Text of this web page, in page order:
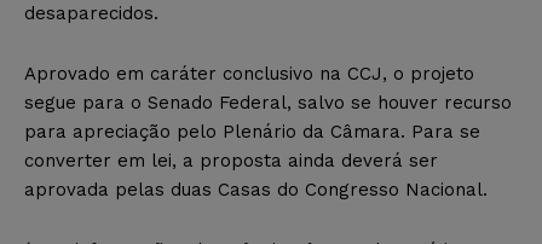
desaparecidos.
Aprovado em caráter conclusivo na CCJ, o projeto
segue para o Senado Federal, salvo se houver recurso
para apreciação pelo Plenário da Câmara. Para se
converter em lei, a proposta ainda deverá ser
aprovada pelas duas Casas do Congresso Nacional.